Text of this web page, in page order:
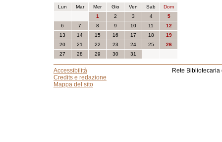
Lun Mar Mer Gio Ven Sab
Dom
1
2 3 4
5
6
7 8 9 10 11
12
13
14 15 16 17 18
19
20
21 22 23 24 25
26
27
28 29 30 31
Accessibilità
Credits e redazione
Mappa del sito
Rete